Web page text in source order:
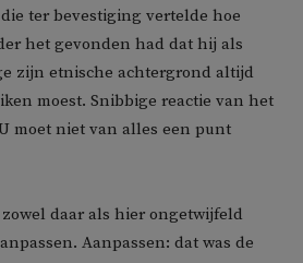
ter bevestiging vertelde hoe
het gevonden had dat hij als
zijn etnische achtergrond altijd
moest. Snibbige reactie van het
moet niet van alles een punt
daar als hier ongetwijfeld
Aanpassen: dat was de